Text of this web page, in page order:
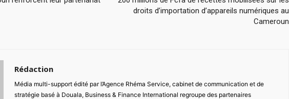
droits d’importation d’appareils numériques au
Cameroun
Rédaction
Média multi-support édité par l’Agence Rhéma Service, cabinet de communication et de
stratégie basé à Douala, Business & Finance International regroupe des partenaires